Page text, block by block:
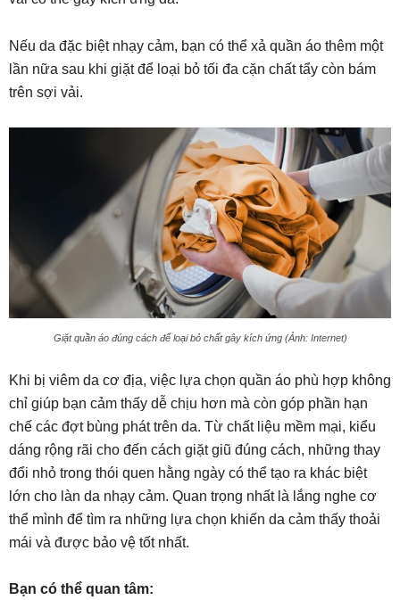
Nếu da đặc biệt nhạy cảm, bạn có thể xả quần áo thêm một
lần nữa sau khi giặt để loại bỏ tối đa cặn chất tẩy còn bám
trên sợi vải.
Giặt quần áo đúng cách để loại bỏ chất gây kích ứng (Ảnh: Internet)
Khi bị viêm da cơ địa, việc lựa chọn quần áo phù hợp không
chỉ giúp bạn cảm thấy dễ chịu hơn mà còn góp phần hạn
chế các đợt bùng phát trên da. Từ chất liệu mềm mại, kiểu
dáng rộng rãi cho đến cách giặt giũ đúng cách, những thay
đổi nhỏ trong thói quen hằng ngày có thể tạo ra khác biệt
lớn cho làn da nhạy cảm. Quan trọng nhất là lắng nghe cơ
thể mình để tìm ra những lựa chọn khiến da cảm thấy thoải
mái và được bảo vệ tốt nhất.
Bạn có thể quan tâm: